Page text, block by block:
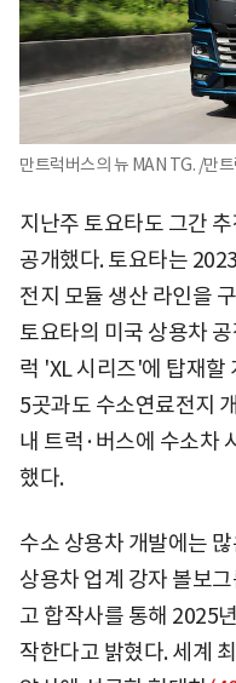
만트럭버스의 뉴 MAN TG. /만
지난주 토요타도 그간
공개했다. 토요타는
전지 모듈 생산 라인을
토요타의 미국 상용차
럭 'XL 시리즈'에 탑재할
5곳과도 수소연료전지
내 트럭·버스에 수소차
했다.
수소 상용차 개발에는
상용차 업계 강자 볼보
고 합작사를 통해 2025
작한다고 밝혔다. 세계